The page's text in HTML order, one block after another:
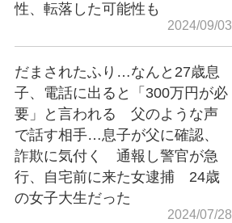
性、転落した可能性も
2024/09/03
だまされたふり…なんと27歳息
子、電話に出ると「300万円が必
要」と言われる 父のような声
で話す相手…息子が父に確認、
詐欺に気付く 通報し警官が急
行、自宅前に来た女逮捕 24歳
の女子大生だった
2024/07/28